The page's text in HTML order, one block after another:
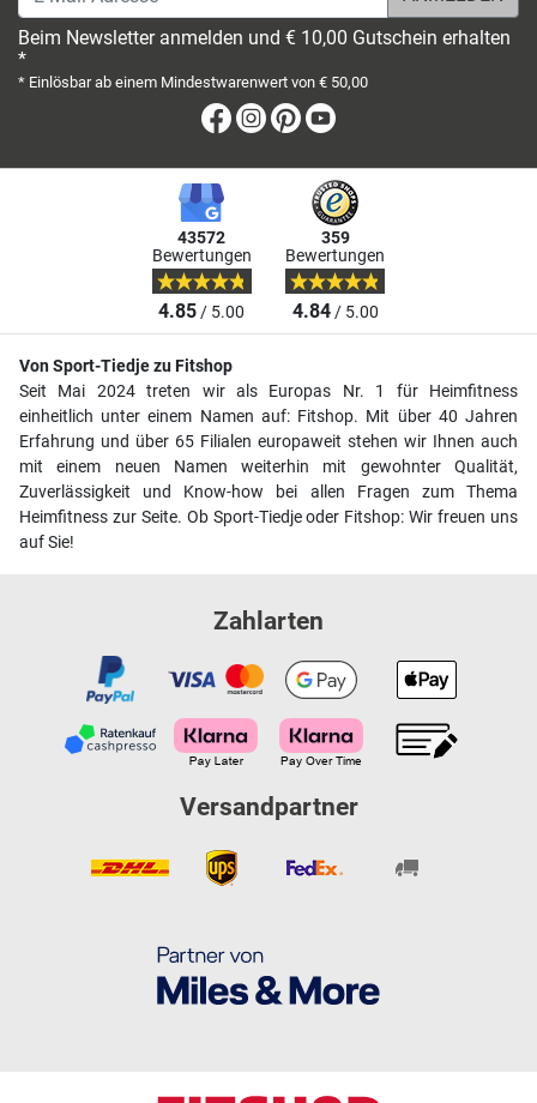
Beim Newsletter anmelden und € 10,00 Gutschein erhalten
*
* Einlösbar ab einem Mindestwarenwert von € 50,00
Facebook
Instagram
Pinterest
43572
Bewertungen
4.85/ 5.00
359
Bewertungen
4.84/ 5.00
Von Sport-Tiedje zu Fitshop
Seit Mai 2024 treten wir als Europas Nr. 1 für Heimfitness
einheitlich unter einem Namen auf: Fitshop. Mit über 40 Jahren
Erfahrung und über 65 Filialen europaweit stehen wir Ihnen auch
mit einem neuen Namen weiterhin mit gewohnter Qualität,
Zuverlässigkeit und Know-how bei allen Fragen zum Thema
Heimfitness zur Seite. Ob Sport-Tiedje oder Fitshop: Wir freuen uns
auf Sie!
Zahlarten
Versandpartner